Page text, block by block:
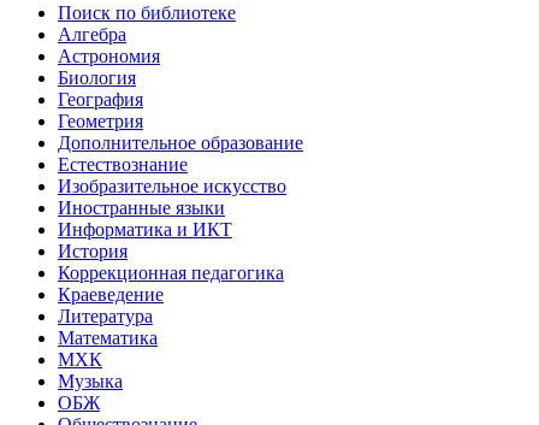
Поиск по библиотеке
Алгебра
Астрономия
Биология
География
Геометрия
Дополнительное образование
Естествознание
Изобразительное искусство
Иностранные языки
Информатика и ИКТ
История
Коррекционная педагогика
Краеведение
Литература
Математика
МХК
Музыка
ОБЖ